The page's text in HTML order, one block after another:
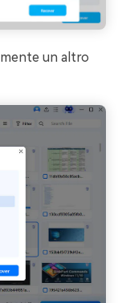
un altro